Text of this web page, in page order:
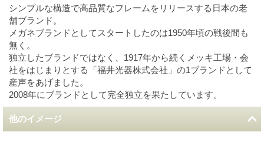
シンプルな構造で高品質なフレームをリリースする日本の老
舗ブランド。
メガネブランドとしてスタートしたのは1950年頃の戦後間も
無く。
独立したブランドではなく、1917年から続くメッキ工場・会
社をはじまりとする「福井光器株式会社」の1ブランドとして
産声をあげました。
2008年にブランドとして完全独立を果たしています。
他のイメージ